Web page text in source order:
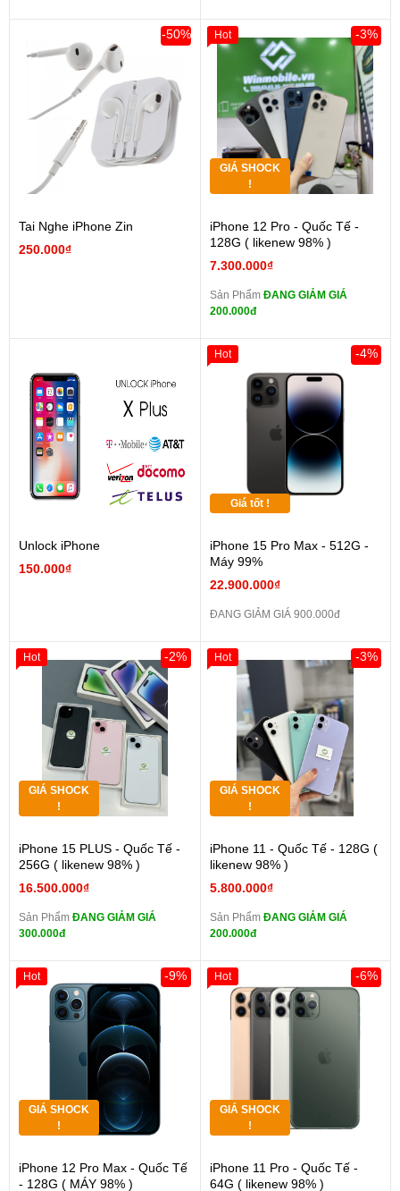
Tai Nghe iPhone Zin
250.000₫
-50%
GIÁ SHOCK
!
iPhone 12 Pro - Quốc Tế -
128G ( likenew 98% )
7.300.000₫
-3%
Sản Phẩm ĐANG GIẢM GIÁ
200.000đ
Hot
Unlock iPhone
150.000₫
Giá tốt !
iPhone 15 Pro Max - 512G -
Máy 99%
22.900.000₫
-4%
ĐANG GIẢM GIÁ 900.000đ
Hot
GIÁ SHOCK
!
iPhone 15 PLUS - Quốc Tế -
256G ( likenew 98% )
16.500.000₫
-2%
Sản Phẩm ĐANG GIẢM GIÁ
300.000đ
Hot
GIÁ SHOCK
!
iPhone 11 - Quốc Tế - 128G (
likenew 98% )
5.800.000₫
-3%
Sản Phẩm ĐANG GIẢM GIÁ
200.000đ
Hot
GIÁ SHOCK
!
iPhone 12 Pro Max - Quốc Tế
- 128G ( MÁY 98% )
-9%
Hot
GIÁ SHOCK
!
iPhone 11 Pro - Quốc Tế -
64G ( likenew 98% )
-6%
Hot